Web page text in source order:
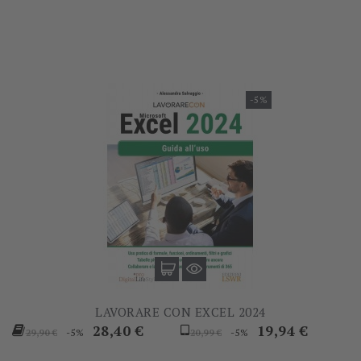
-5%
LAVORARE CON EXCEL 2024
Prezzo
29,90 € -5% Prezzo
28,40 €
Prezzo
20,99 € -5% Prezzo
19,94 €